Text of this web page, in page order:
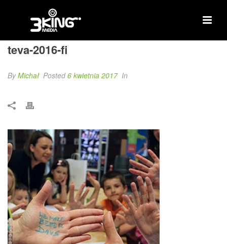
teva-2016-fi
ByMichał Posted6 kwietnia 2017 In